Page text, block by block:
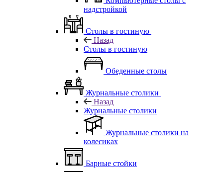
надстройкой
Столы в гостиную
Назад
Столы в гостиную
Обеденные столы
Журнальные столики
Назад
Журнальные столики
Журнальные столики на
колесиках
Барные стойки